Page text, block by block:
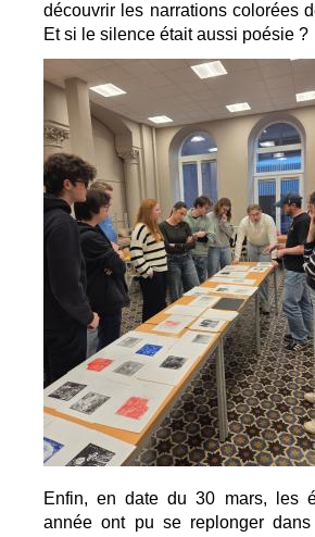
découvrir les narrations colorées
Et si le silence était aussi poésie ?
Enfin, en date du 30 mars, les
année ont pu se replonger dans